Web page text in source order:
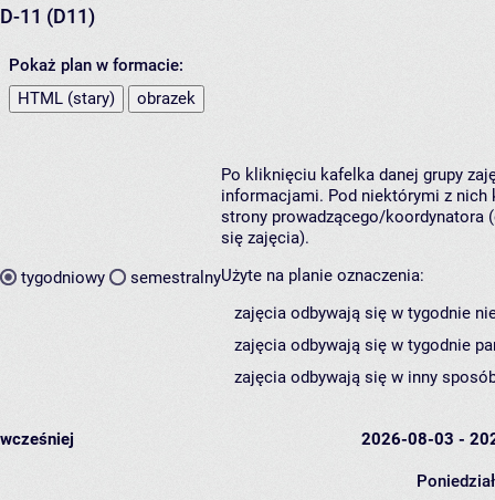
D-11 (D11)
Pokaż plan w formacie:
HTML (stary)
obrazek
tygodniowy semestralny
Po kliknięciu kafelka danej grupy
informacjami. Pod niektórymi z nich
strony prowadzącego/koordynatora
się zajęcia).
Użyte na planie oznaczenia:
zajęcia odbywają się w tygodnie
zajęcia odbywają się w tygodnie
zajęcia odbywają się w inny
wcześniej 2026-08-03 -